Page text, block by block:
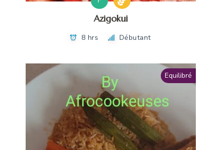
Azigokui
8 hrs Débutant
Equilibré